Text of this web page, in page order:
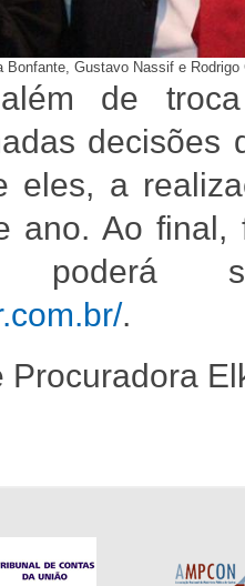
Bonfante, Gustavo Nassif e
de
decisões
eles, a
ano. Ao
poderá
.
Procuradora